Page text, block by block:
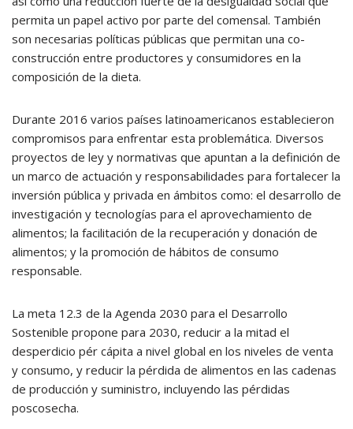
permita un papel activo por parte del comensal. También
son necesarias políticas públicas que permitan una co-
construcción entre productores y consumidores en la
composición de la dieta.
Durante 2016 varios países latinoamericanos establecieron
compromisos para enfrentar esta problemática. Diversos
proyectos de ley y normativas que apuntan a la definición de
un marco de actuación y responsabilidades para fortalecer la
inversión pública y privada en ámbitos como: el desarrollo de
investigación y tecnologías para el aprovechamiento de
alimentos; la facilitación de la recuperación y donación de
alimentos; y la promoción de hábitos de consumo
responsable.
La meta 12.3 de la Agenda 2030 para el Desarrollo
Sostenible propone para 2030, reducir a la mitad el
desperdicio pér cápita a nivel global en los niveles de venta
y consumo, y reducir la pérdida de alimentos en las cadenas
de producción y suministro, incluyendo las pérdidas
poscosecha.